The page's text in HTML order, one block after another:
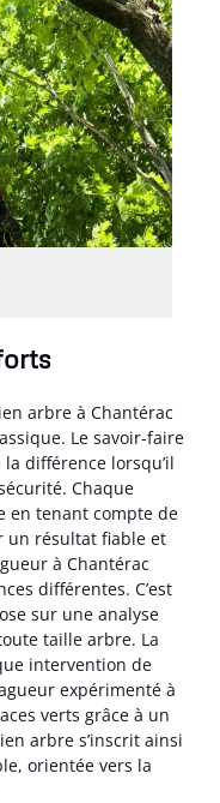
arbre à Chantérac
Le savoir-faire
différence lorsqu’il
Chaque
en tenant compte de
un résultat fiable et
à Chantérac
différentes. C’est
sur une analyse
taille arbre. La
intervention de
expérimenté à
verts grâce à un
arbre s’inscrit ainsi
orientée vers la